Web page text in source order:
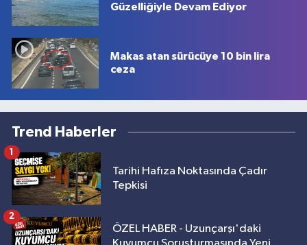
Güzelliğiyle Devam Ediyor
Makas atan sürücüye 10 bin lira
ceza
Trend Haberler
Tarihi Hafıza Noktasında Çadır
Tepkisi
1
ÖZEL HABER - Uzunçarşı'daki
2